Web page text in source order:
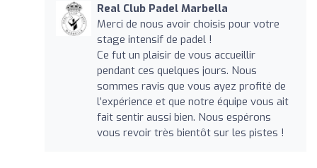
Real Club Padel Marbella
Merci de nous avoir choisis pour votre
stage intensif de padel !
Ce fut un plaisir de vous accueillir
pendant ces quelques jours. Nous
sommes ravis que vous ayez profité de
l’expérience et que notre équipe vous ait
fait sentir aussi bien. Nous espérons
vous revoir très bientôt sur les pistes !